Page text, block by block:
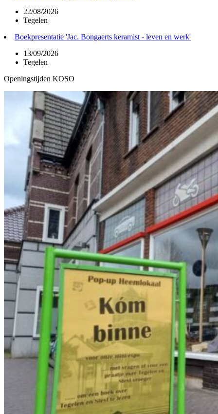
22/08/2026
Tegelen
Boekpresentatie 'Jac. Bongaerts keramist - leven en werk'
13/09/2026
Tegelen
Openingstijden KOSO